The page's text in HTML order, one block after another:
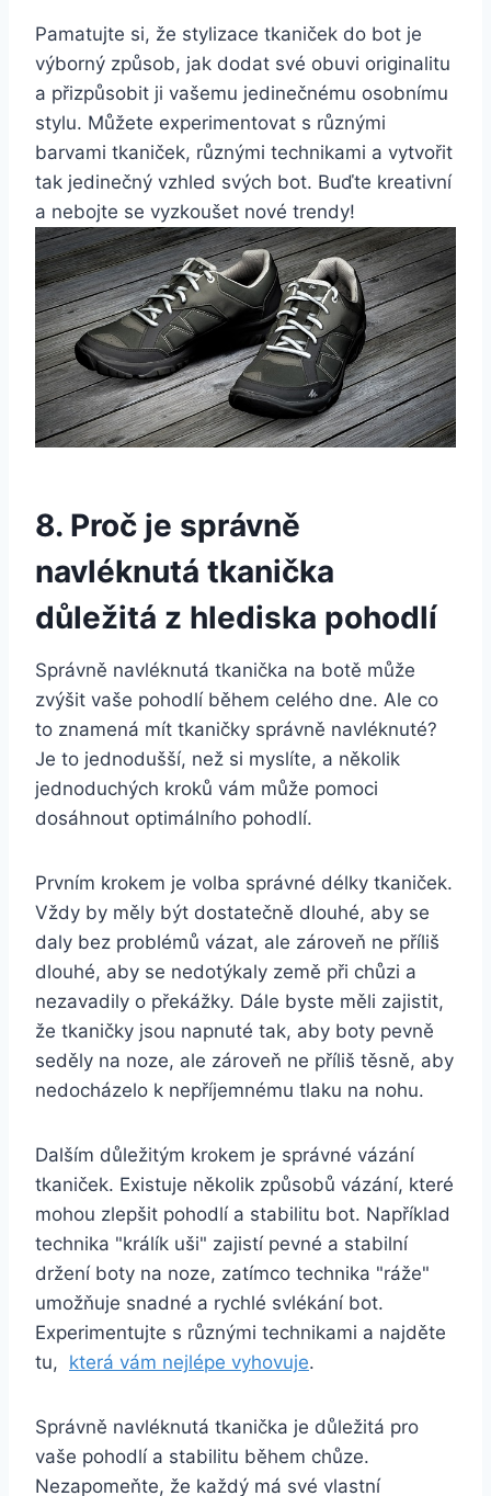
Pamatujte si,‍ že ‌stylizace tkaniček do bot je
výborný způsob, jak dodat‍ své obuvi originalitu
a přizpůsobit ji vašemu jedinečnému osobnímu
stylu. Můžete experimentovat s různými
barvami⁤ tkaniček, různými technikami a vytvořit
tak jedinečný vzhled svých bot. Buďte kreativní
a nebojte se‍ vyzkoušet⁣ nové trendy!
8. Proč je správně
navléknutá tkanička ​
důležitá z hlediska pohodlí
Správně navléknutá tkanička na botě může
zvýšit vaše pohodlí⁢ během ‌celého dne. Ale co
⁤to znamená ⁢mít tkaničky‌ správně​ navléknuté?
Je to jednodušší, než​ si‌ myslíte, a ‍několik
jednoduchých kroků vám může pomoci
dosáhnout optimálního pohodlí.
Prvním krokem je volba správné‍ délky⁤ tkaniček.
Vždy‍ by měly ⁣být dostatečně dlouhé, aby se
daly‍ bez problémů vázat, ale zároveň ne příliš
dlouhé, aby se nedotýkaly ‌země ​při⁤ chůzi ‌a
nezavadily o překážky. Dále byste ⁤měli zajistit,
že tkaničky jsou napnuté tak, aby boty pevně
seděly na noze, ale zároveň ne příliš těsně,⁤ aby
nedocházelo k ​nepříjemnému tlaku na ‍nohu.
Dalším důležitým krokem je správné vázání
tkaniček. Existuje několik způsobů ‌vázání, které
mohou zlepšit pohodlí a stabilitu ‌bot. Například
technika "králík uši" zajistí pevné a stabilní
držení boty na noze, zatímco technika⁢ "ráže"
umožňuje snadné a⁢ rychlé svlékání bot.​
Experimentujte s ⁤různými technikami a najděte
tu, ​ která vám‌ nejlépe vyhovuje.
Správně navléknutá tkanička je důležitá‍ pro
vaše pohodlí a stabilitu během ‍chůze.
Nezapomeňte, že každý má své vlastní